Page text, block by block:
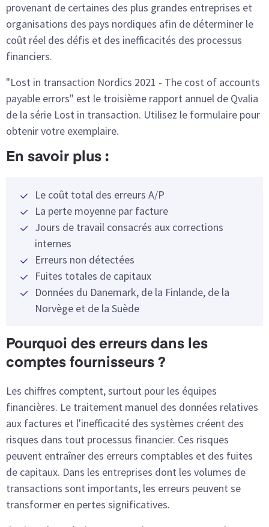
provenant de certaines des plus grandes entreprises et
organisations des pays nordiques afin de déterminer le
coût réel des défis et des inefficacités des processus
financiers.
"Lost in transaction Nordics 2021 - The cost of accounts
payable errors" est le troisième rapport annuel de Qvalia
de la série Lost in transaction. Utilisez le formulaire pour
obtenir votre exemplaire.
En savoir plus :
Le coût total des erreurs A/P
La perte moyenne par facture
Jours de travail consacrés aux corrections
internes
Erreurs non détectées
Fuites totales de capitaux
Données du Danemark, de la Finlande, de la
Norvège et de la Suède
Pourquoi des erreurs dans les
comptes fournisseurs ?
Les chiffres comptent, surtout pour les équipes
financières. Le traitement manuel des données relatives
aux factures et l'inefficacité des systèmes créent des
risques dans tout processus financier. Ces risques
peuvent entraîner des erreurs comptables et des fuites
de capitaux. Dans les entreprises dont les volumes de
transactions sont importants, les erreurs peuvent se
transformer en pertes significatives.